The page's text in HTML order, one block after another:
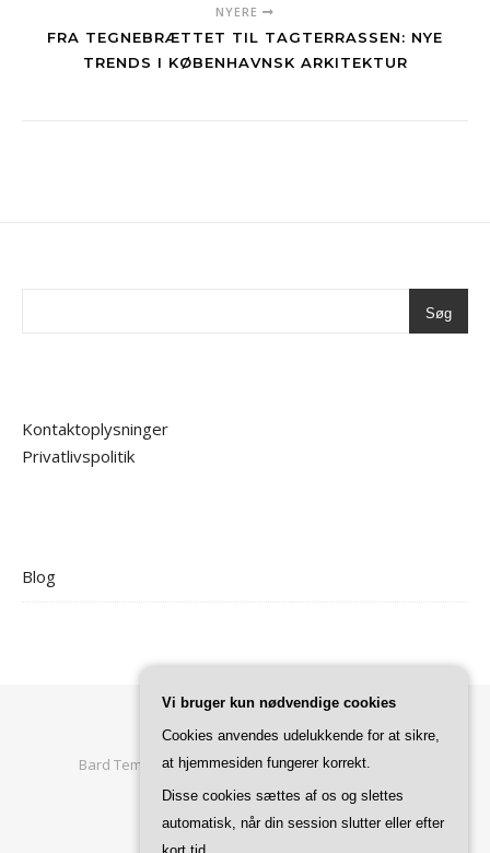
NYERE
FRA TEGNEBRÆTTET TIL TAGTERRASSEN: NYE
TRENDS I KØBENHAVNSK ARKITEKTUR
Søg
Kontaktoplysninger
Privatlivspolitik
Blog
Bard Tema afWP Royal. Forside Privatlivspolitik
TILBAGE TIL TOPPEN
Vi bruger kun nødvendige cookies
Cookies anvendes udelukkende for at sikre,
at hjemmesiden fungerer korrekt.
Disse cookies sættes af os og slettes
automatisk, når din session slutter eller efter